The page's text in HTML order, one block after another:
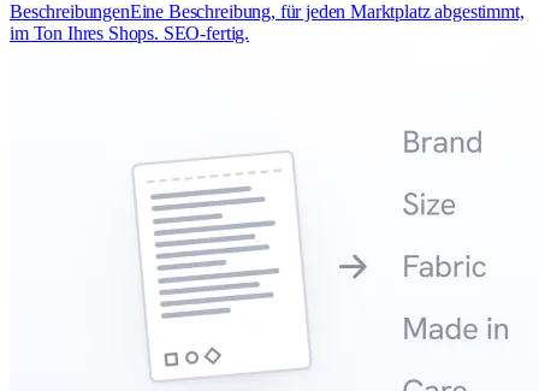
BeschreibungenEine Beschreibung, für jeden Marktplatz abgestimmt,
im Ton Ihres Shops. SEO-fertig.